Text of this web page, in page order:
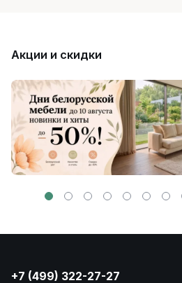
Акции и скидки
+7 (499) 322-27-27